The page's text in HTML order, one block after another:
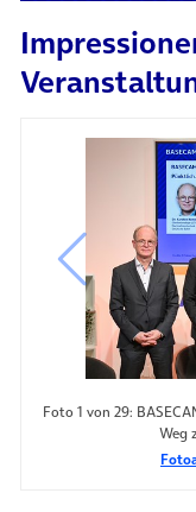
Foto 1 von 29:
Weg
vorheriges